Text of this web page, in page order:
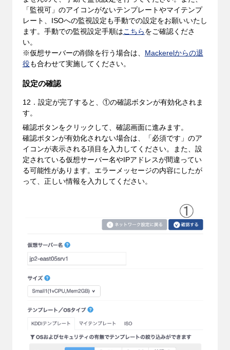
「監視可」のアイコンがないテンプレートやマイテンプ
レート、ISOへの監視設定も手動での設定をお願いいたし
ます。手動での監視設定手順はこちらをご確認くださ
い。
※仮想サーバーの削除を行う場合は、 Mackerelからの退
役も合わせて実施してください。
設定の確認
12．設定が完了すると、①の確認ボタンが有効化されま
す。
確認ボタンをクリックして、確認画面に進みます。
確認ボタンが有効化されない場合は、「必須です」のア
イコンが表示される項目を入力してください。また、設
定されている仮想サーバー名やIPアドレスが間違ってい
る可能性があります。エラーメッセージの内容にしたが
って、正しい情報を入力してください。